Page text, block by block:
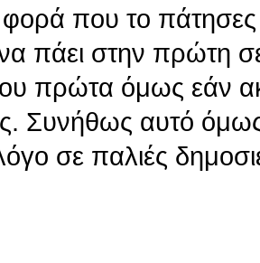
φορά που το πάτησες
πάει στην πρώτη
πρώτα όμως εάν
Συνήθως αυτό όμως
λόγο σε παλιές